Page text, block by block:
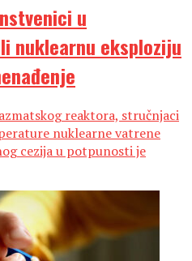
u
nuklearnu eksploziju
reaktora, stručnjaci
nuklearne vatrene
cezija u potpunosti je